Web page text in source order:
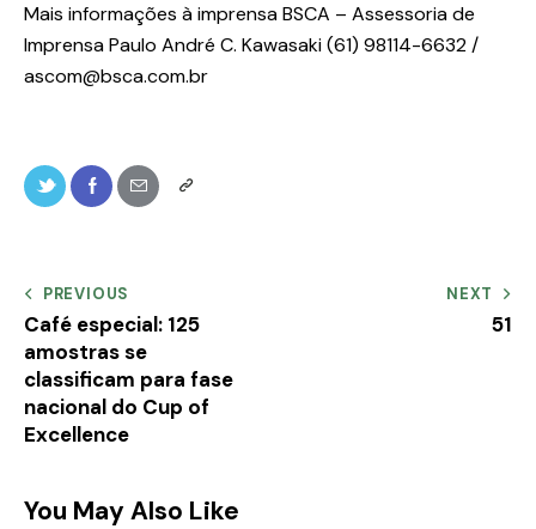
Mais informações à imprensa BSCA – Assessoria de
Imprensa Paulo André C. Kawasaki (61) 98114-6632 /
ascom@bsca.com.br
PREVIOUS
Café especial: 125
amostras se
classificam para fase
nacional do Cup of
Excellence
NEXT
51
You May Also Like